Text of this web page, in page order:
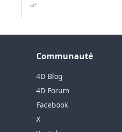
ur
Communauté
4D Blog
4D Forum
Facebook
X